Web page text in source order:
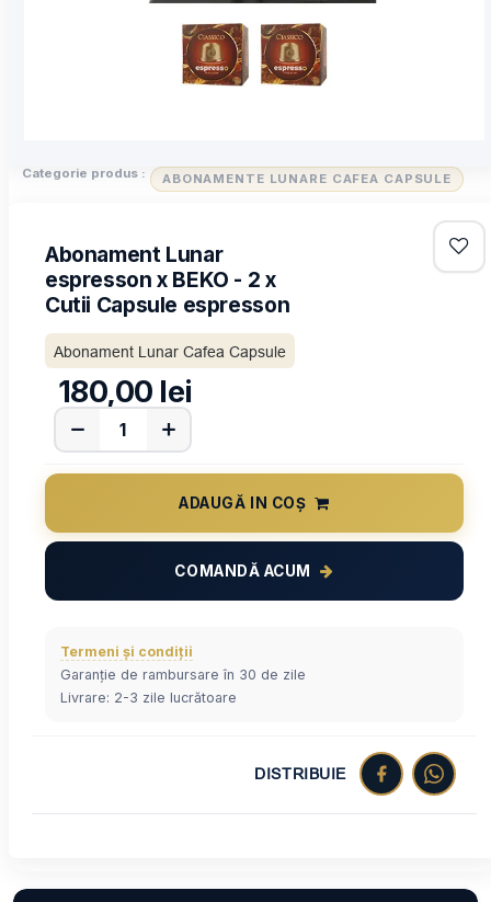
Categorie produs : ABONAMENTE LUNARE CAFEA CAPSULE
Abonament Lunar
espresson x BEKO - 2 x
Cutii Capsule espresson
Abonament Lunar Cafea Capsule
180,00 lei
ADAUGĂ IN COȘ
COMANDĂ ACUM
Termeni și condiții
Garanție de rambursare în 30 de zile
Livrare: 2-3 zile lucrătoare
DISTRIBUIE